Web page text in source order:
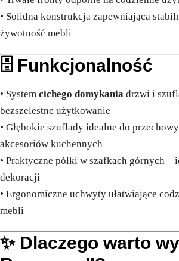
• Solidna konstrukcja zapewniająca
żywotność mebli
🗄️ Funkcjonalność
• System cichego domykania drzwi i
bezszelestne użytkowanie
• Głębokie szuflady idealne do
akcesoriów kuchennych
• Praktyczne półki w szafkach górnych –
dekoracji
• Ergonomiczne uchwyty ułatwiające
mebli
✨ Dlaczego warto